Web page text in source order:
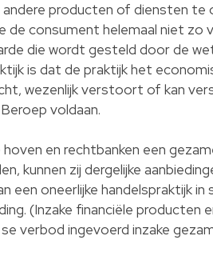
producten of diensten te
de consument helemaal niet zo
die wordt gesteld door de
is dat de praktijk het
wezenlijk verstoort of kan
voldaan.
en rechtbanken een
kunnen zij dergelijke
een oneerlijke handelspraktijk
(Inzake financiële
verbod ingevoerd inzake